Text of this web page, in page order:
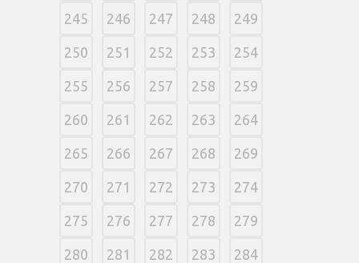
245 246 247 248 249
250 251 252 253 254
255 256 257 258 259
260 261 262 263 264
265 266 267 268 269
270 271 272 273 274
275 276 277 278 279
280 281 282 283 284